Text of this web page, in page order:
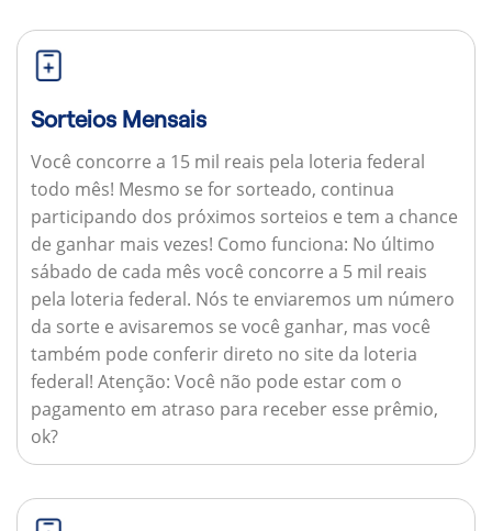
Sorteios Mensais
Você concorre a 15 mil reais pela loteria federal
todo mês! Mesmo se for sorteado, continua
participando dos próximos sorteios e tem a chance
de ganhar mais vezes! Como funciona: No último
sábado de cada mês você concorre a 5 mil reais
pela loteria federal. Nós te enviaremos um número
da sorte e avisaremos se você ganhar, mas você
também pode conferir direto no site da loteria
federal! Atenção: Você não pode estar com o
pagamento em atraso para receber esse prêmio,
ok?